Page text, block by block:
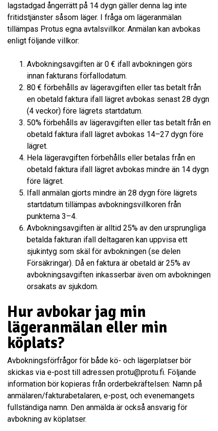
lagstadgad ångerrätt på 14 dygn gäller denna lag inte
fritidstjänster såsom läger. I fråga om lägeranmälan
tillämpas Protus egna avtalsvillkor. Anmälan kan avbokas
enligt följande villkor:
Avbokningsavgiften är 0 € ifall avbokningen görs
innan fakturans förfallodatum.
80 € förbehålls av lägeravgiften eller tas betalt från
en obetald faktura ifall lägret avbokas senast 28 dygn
(4 veckor) före lägrets startdatum.
50% förbehålls av lägeravgiften eller tas betalt från en
obetald faktura ifall lägret avbokas 14–27 dygn före
lägret.
Hela lägeravgiften förbehålls eller betalas från en
obetald faktura ifall lägret avbokas mindre än 14 dygn
före lägret.
Ifall anmälan gjorts mindre än 28 dygn före lägrets
startdatum tillämpas avbokningsvillkoren från
punkterna 3–4.
Avbokningsavgiften är alltid 25% av den ursprungliga
betalda fakturan ifall deltagaren kan uppvisa ett
sjukintyg som skäl för avbokningen (se delen
Försäkringar). Då en faktura är obetald är 25% av
avbokningsavgiften inkasserbar även om avbokningen
orsakats av sjukdom.
Hur avbokar jag min
lägeranmälan eller min
köplats?
Avbokningsförfrågor för både kö- och lägerplatser bör
skickas via e-post till adressen protu@protu.fi. Följande
information bör kopieras från orderbekräftelsen: Namn på
anmälaren/fakturabetalaren, e-post, och evenemangets
fullständiga namn. Den anmälda är också ansvarig för
avbokning av köplatser.